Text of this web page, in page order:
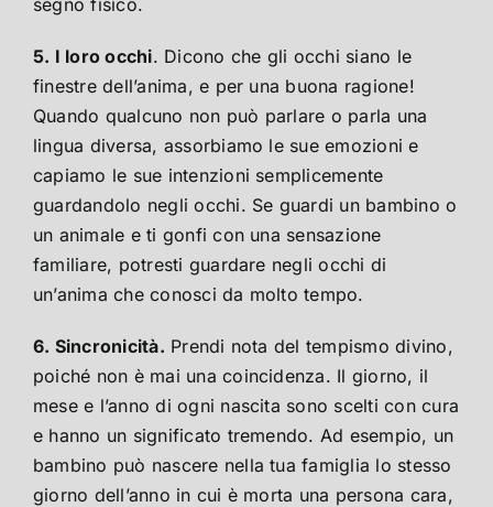
5. I loro occhi. Dicono che gli occhi siano le
finestre dell’anima, e per una buona ragione!
Quando qualcuno non può parlare o parla una
lingua diversa, assorbiamo le sue emozioni e
capiamo le sue intenzioni semplicemente
guardandolo negli occhi. Se guardi un bambino o
un animale e ti gonfi con una sensazione
familiare, potresti guardare negli occhi di
un’anima che conosci da molto tempo.
6. Sincronicità. Prendi nota del tempismo divino,
poiché non è mai una coincidenza. Il giorno, il
mese e l’anno di ogni nascita sono scelti con cura
e hanno un significato tremendo. Ad esempio, un
bambino può nascere nella tua famiglia lo stesso
giorno dell’anno in cui è morta una persona cara,